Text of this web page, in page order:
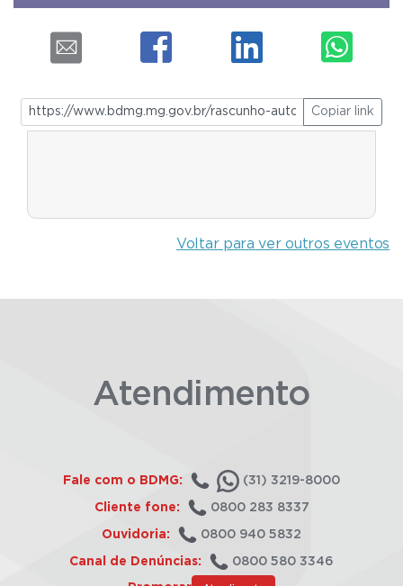
Copiar link
Voltar para ver outros eventos
Atendimento
Fale com o BDMG: (31) 3219-8000
Cliente fone: 0800 283 8337
Ouvidoria: 0800 940 5832
Canal de Denúncias: 0800 580 3346